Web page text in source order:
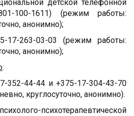
детской телефонной
100-1611) (режим работы:
анонимно);
263-03-03 (режим работы:
анонимно);
:
352-44-44 и +375-17-304-43-70
круглосуточно, анонимно).
психотерапевтической